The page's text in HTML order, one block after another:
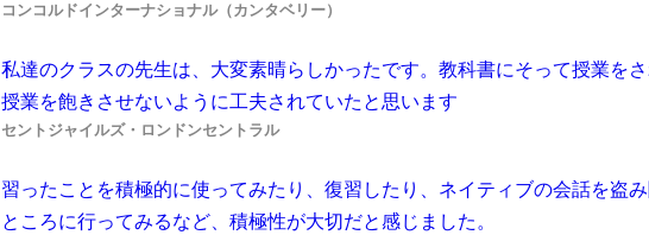
コンコルドインターナショナル（カンタベリー）
私達のクラスの先生は、大変素晴らしかったです。教科書にそって授業をさ
授業を飽きさせないように工夫されていたと思います
セントジャイルズ・ロンドンセントラル
習ったことを積極的に使ってみたり、復習したり、ネイティブの会話を盗
ところに行ってみるなど、積極性が大切だと感じました。